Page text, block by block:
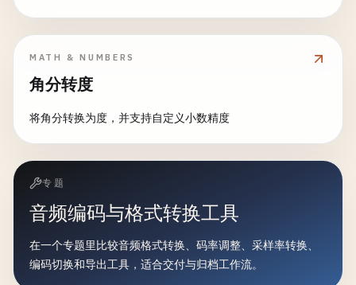
MATH & NUMBERS
角分转度
将角分转换为度，并支持自定义小数精度
专题
音频编码与格式转换工具
在一个专题里比较音频格式转换、码率调整、采样率转换、
编码切换和导出工具，适合交付与归档工作流。